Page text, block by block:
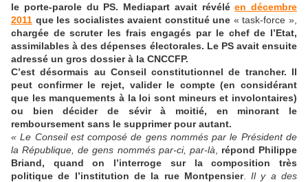
le porte-parole du PS. Mediapart avait révéléen décembre
2011 que les socialistes avaient constitué une « task-force »,
chargée de scruter les frais engagés par le chef de l’Etat,
assimilables à des dépenses électorales. Le PS avait ensuite
adressé un gros dossier à la CNCCFP.
C’est désormais au Conseil constitutionnel de trancher. Il
peut confirmer le rejet, valider le compte (en considérant
que les manquements à la loi sont mineurs et involontaires)
ou bien décider de sévir à moitié, en minorant le
remboursement sans le supprimer pour autant.
« Le Conseil est composé de gens nommés par le Président de
la République, de gens nommés par-ci, par-là
répond Philippe
Briand, quand on l’interroge sur la composition très
politique de l’institution de la rue Montpensier.Il y a des